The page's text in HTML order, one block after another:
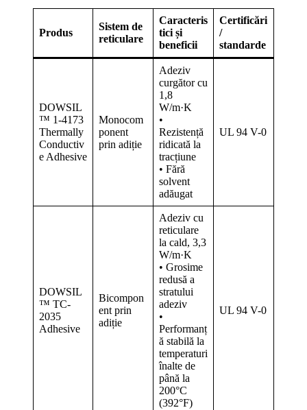
Produs
Sistem de
reticulare
Caracteris
tici și
beneficii
Certificări
/
standarde
DOWSIL
™ 1-4173
Thermally
Conductiv
e Adhesive
Monocom
ponent
prin adiție
Adeziv
curgător cu
1,8
W/m·K
•
Rezistență
ridicată la
tracțiune
• Fără
solvent
adăugat
UL 94 V-0
DOWSIL
™ TC-
2035
Adhesive
Bicompon
ent prin
adiție
Adeziv cu
reticulare
la cald, 3,3
W/m·K
• Grosime
redusă a
stratului
adeziv
•
Performanț
ă stabilă la
temperaturi
înalte de
până la
200°C
(392°F)
UL 94 V-0